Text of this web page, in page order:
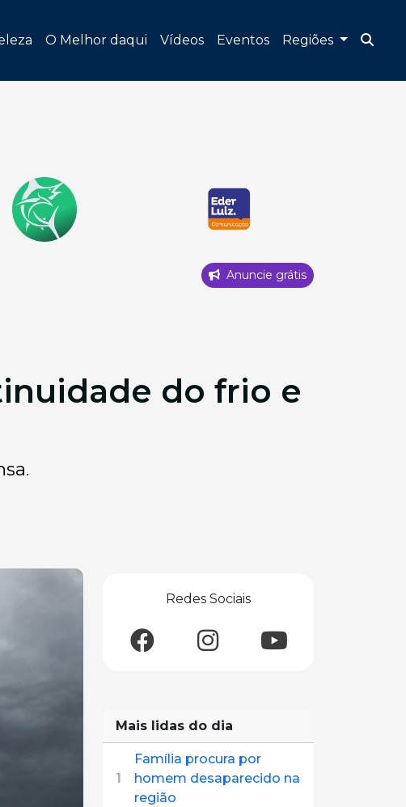
O Melhor daqui Vídeos Eventos Regiões
Anuncie grátis
do frio e
Redes Sociais
Mais lidas do dia
1
Família procura por
homem desaparecido na
região